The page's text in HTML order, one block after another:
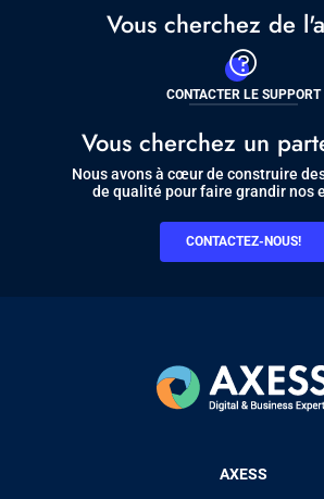
Vous cherchez de
CONTACTER LE SUPPORT
Vous cherchez un
Nous avons à cœur de construire
de qualité pour faire grandir nos
CONTACTEZ-NOUS!
AXESS